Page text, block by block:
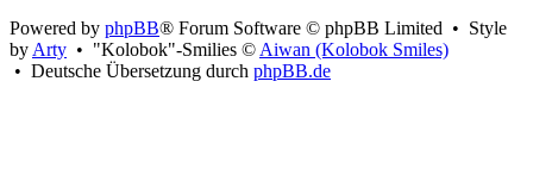
Powered by phpBB® Forum Software © phpBB Limited • Style
byArty • "Kolobok"-Smilies ©Aiwan (Kolobok Smiles)
• Deutsche Übersetzung durch phpBB.de